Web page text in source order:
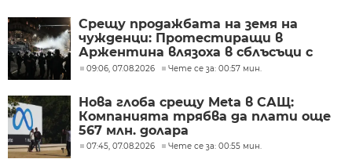
Срещу продажбата на земя на
чужденци: Протестиращи в
Аржентина влязоха в сблъсъци с
полицията
09:06, 07.08.2026 Чете се за: 00:57 мин.
Нова глоба срещу Meta в САЩ:
Компанията трябва да плати още
567 млн. долара
07:45, 07.08.2026 Чете се за: 00:55 мин.